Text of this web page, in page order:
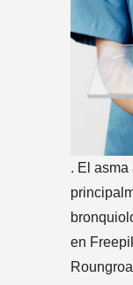
. El asma
en